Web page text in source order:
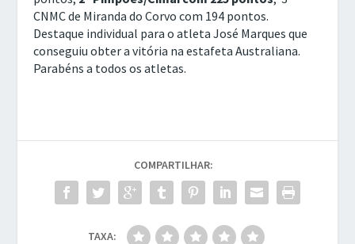
CNMC de Miranda do Corvo com 194 pontos.
Destaque individual para o atleta José Marques que
conseguiu obter a vitória na estafeta Australiana.
Parabéns a todos os atletas.
COMPARTILHAR:
TAXA: